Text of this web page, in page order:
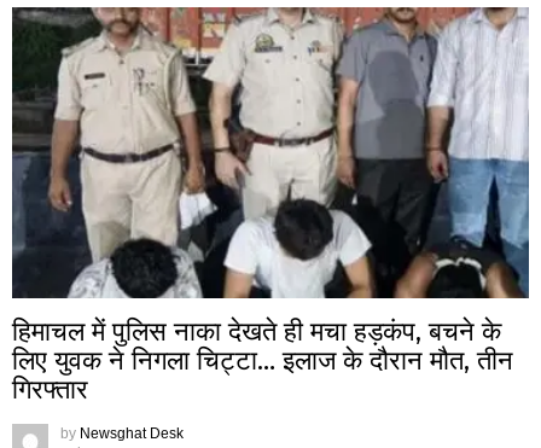
हिमाचल में पुलिस नाका देखते ही मचा हड़कंप, बचने के
लिए युवक ने निगला चिट्टा… इलाज के दौरान मौत, तीन
गिरफ्तार
by Newsghat Desk